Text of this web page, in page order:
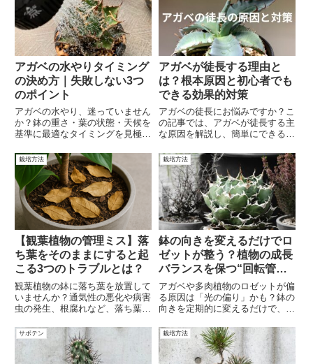
アガベの水やりタイミング
の決め方｜失敗しない3つ
のポイント
アガベの水やり、迷っていません
か？鉢の重さ・葉の状態・天候を
基準に最適なタイミングを見極
節別の頻度や失敗しないコツを知
って、アガベを健康に育てましょ
う！
アガベが徒長する理由と
は？根本原因と初心者でも
できる効果的対策
アガベの徒長にお悩みですか？こ
の記事では、アガベが徒長する主
な原因を解説し、簡単にできる効
心者でも安心して実践できるケア
のポイントと専門家のアドバイス
で、あなたのアガベを健康的に美
しく育てましょう。今すぐ読ん
で、アガベの徒長問題を解決しま
せんか？
栽培方法
【観葉植物の管理ミス】落
ち葉をそのままにすると起
こる3つのトラブルとは？
観葉植物の鉢に落ち葉を放置して
いませんか？通気性の悪化や病害
虫の発生、根腐れなど、落ち葉を
のトラブルとその対策をわかりや
すく解説します。初心者にもおす
すめの管理ポイントを紹介。
栽培方法
鉢の向きを変えるだけでロ
ゼットが整う？植物の成長
バランスを保つ“回転管
理”のすすめ
アガベや多肉植物のロゼットが偏
る原因は「光の偏り」かも？鉢の
向きを定期的に変えるだけで、美
しく解説！
サボテン 栽培方法